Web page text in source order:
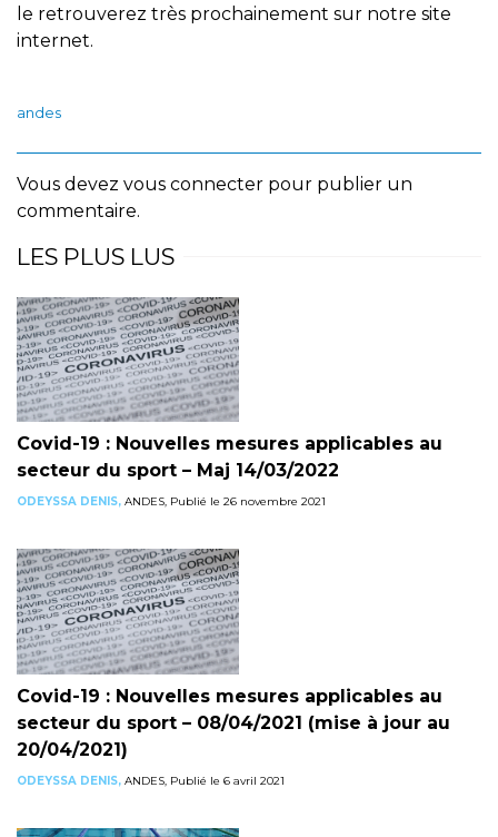
le retrouverez très prochainement sur notre site
internet.
andes
Vous devez vous connecter pour publier un
commentaire.
LES PLUS LUS
Covid-19 : Nouvelles mesures applicables au
secteur du sport – Maj 14/03/2022
ODEYSSA DENIS, ANDES, Publié le 26 novembre 2021
Covid-19 : Nouvelles mesures applicables au
secteur du sport – 08/04/2021 (mise à jour au
20/04/2021)
ODEYSSA DENIS, ANDES, Publié le 6 avril 2021